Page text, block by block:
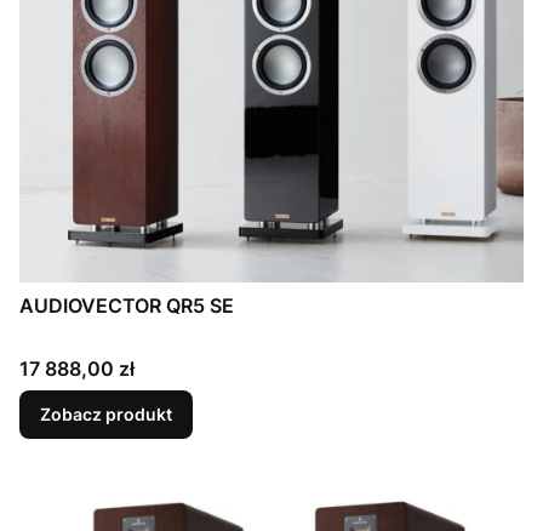
AUDIOVECTOR QR5 SE
Cena
17 888,00 zł
Zobacz produkt